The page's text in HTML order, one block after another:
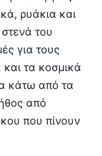
ρυάκια και
του
για τους
τα κοσμικά
κάτω από τα
από
που πίνουν